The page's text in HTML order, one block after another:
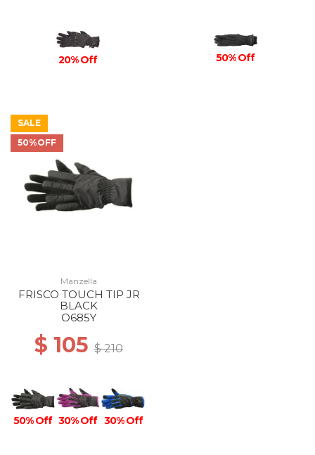
20% Off 50% Off
SALE
50%OFF
Manzella
FRISCO TOUCH TIP JR
BLACK
O685Y
$ 105 $ 210
50% Off 30% Off 30% Off